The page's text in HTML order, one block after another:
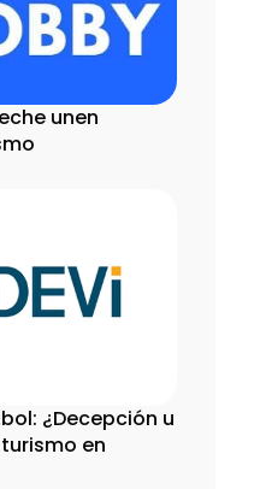
unen
¿Decepción u
en